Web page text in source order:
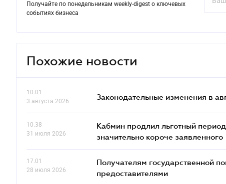
Получайте по понедельникам weekly-digest о ключевых
событиях бизнеса
Похожие новости
10.01
3 августа 2026
Законодательные изменения в
10.38
31 июля 2026
Кабмин продлил льготный
значительно короче заявленного
17.01
28 июля 2026
Получателям государственной
предоставителями